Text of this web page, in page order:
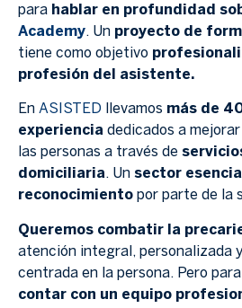
para hablar en profundidad
Academy. Un proyecto de
tiene como objetivo
profesión del asistente.
En ASISTED llevamos más de
experiencia dedicados a
las personas a través de
domiciliaria. Un sector
reconocimiento por parte de la
Queremos combatir la
atención integral, personalizada
centrada en la persona. Pero
contar con un equipo